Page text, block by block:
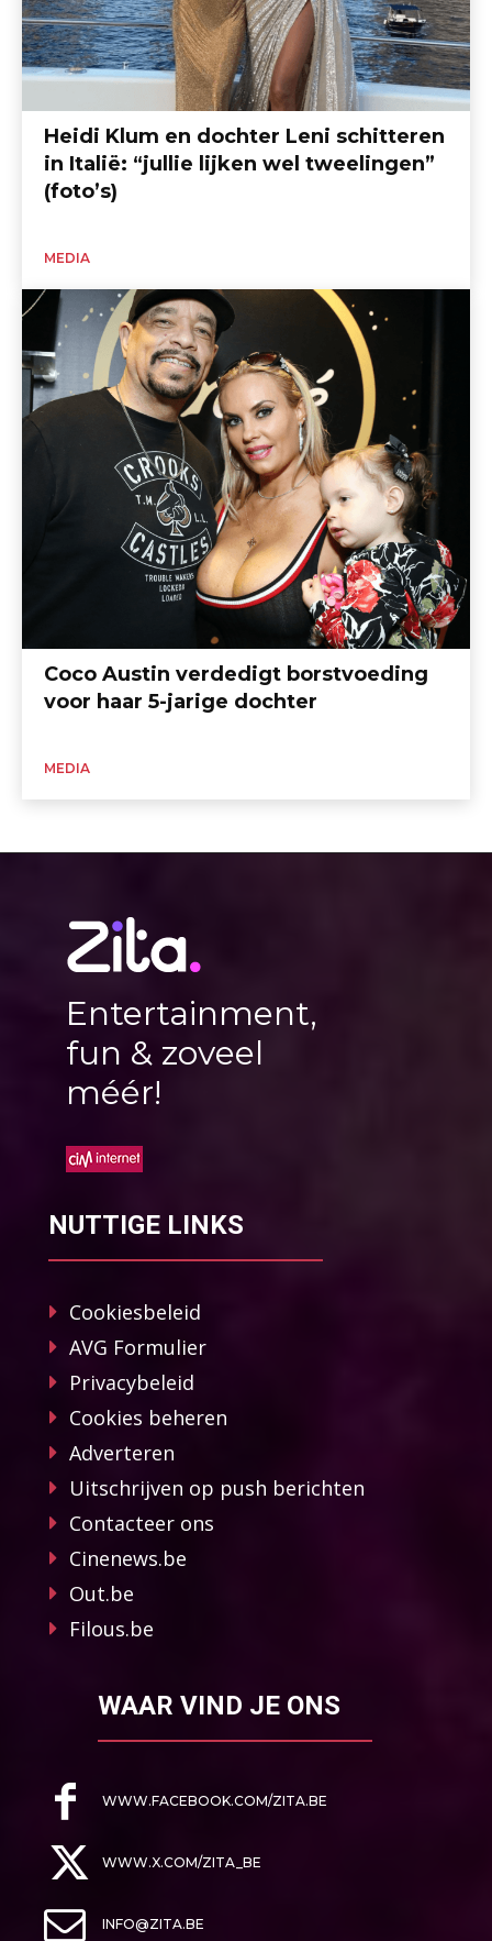
Heidi Klum en dochter Leni schitteren
in Italië: “jullie lijken wel tweelingen”
(foto’s)
MEDIA
Coco Austin verdedigt borstvoeding
voor haar 5-jarige dochter
MEDIA
Entertainment,
fun & zoveel
méér!
NUTTIGE LINKS
Cookiesbeleid
AVG Formulier
Privacybeleid
Cookies beheren
Adverteren
Uitschrijven op push berichten
Contacteer ons
Cinenews.be
Out.be
Filous.be
WAAR VIND JE ONS
WWW.FACEBOOK.COM/ZITA.BE
WWW.X.COM/ZITA_BE
INFO@ZITA.BE